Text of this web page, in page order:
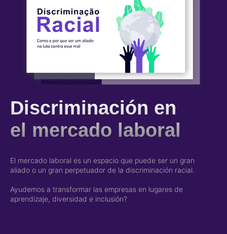
Discriminación en
el mercado laboral
El mercado laboral es un espacio que puede ser un gran
aliado o un gran perpetuador de la discriminación racial.
Ayudemos a transformar las empresas en lugares de
aprendizaje, diversidad e inclusión?